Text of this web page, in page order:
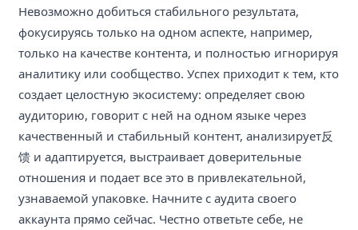
Невозможно добиться стабильного результата,
фокусируясь только на одном аспекте, например,
только на качестве контента, и полностью игнорируя
аналитику или сообщество. Успех приходит к тем, кто
создает целостную экосистему: определяет свою
аудиторию, говорит с ней на одном языке через
качественный и стабильный контент, анализирует反
馈 и адаптируется, выстраивает доверительные
отношения и подает все это в привлекательной,
узнаваемой упаковке. Начните с аудита своего
аккаунта прямо сейчас. Честно ответьте себе, не